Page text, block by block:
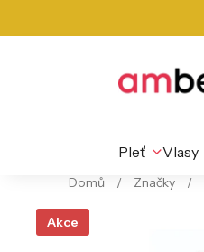
Pleť Vlasy
Domů / Značky /
Akce